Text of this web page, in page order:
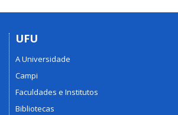
UFU
A Universidade
Campi
Faculdades e Institutos
Bibliotecas